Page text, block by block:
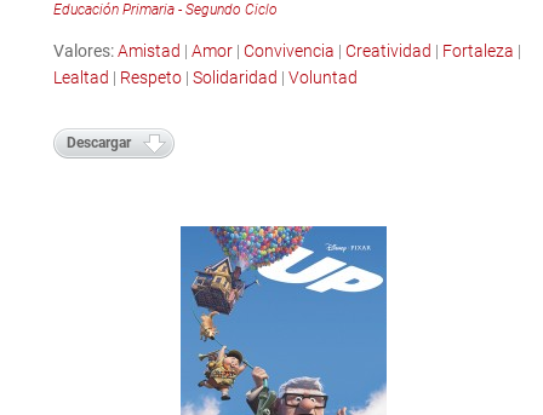
Educación Primaria - Segundo Ciclo
Valores:Amistad | Amor| Convivencia | Creatividad | Fortaleza |
Lealtad | Respeto| Solidaridad | Voluntad
Descargar